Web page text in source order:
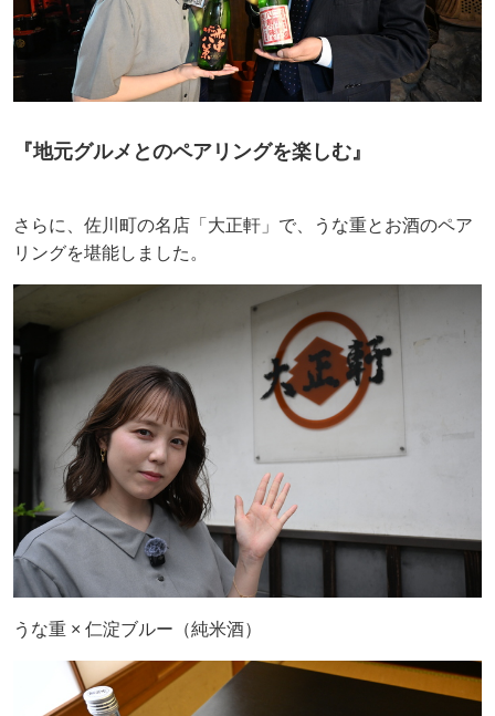
『地元グルメとのペアリングを楽しむ』
さらに、佐川町の名店「大正軒」で、うな重とお酒のペア
リングを堪能しました。
うな重 × 仁淀ブルー（純米酒）